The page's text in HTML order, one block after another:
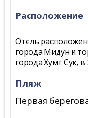
Расположение
Отель раcположен
города Мидун и
города Хумт Сук,
Пляж
Первая